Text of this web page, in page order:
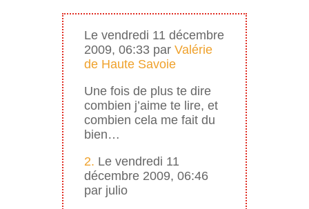
Le vendredi 11 décembre
2009, 06:33 par Valérie
de Haute Savoie
Une fois de plus te dire
combien j’aime te lire, et
combien cela me fait du
bien…
2. Le vendredi 11
décembre 2009, 06:46
par julio